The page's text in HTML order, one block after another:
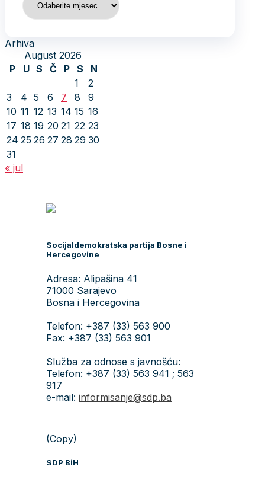
Arhiva
August 2026
P
U S Č P S
N
1
2
3
4 5 6 7 8
9
10 11 12 13 14 15 16
17 18 19 20 21 22 23
24 25 26 27 28 29 30
31
« jul
Socijaldemokratska partija Bosne i
Hercegovine
Adresa: Alipašina 41
71000 Sarajevo
Bosna i Hercegovina
Telefon: +387 (33) 563 900
Fax: +387 (33) 563 901
Služba za odnose s javnošću:
Telefon: +387 (33) 563 941 ; 563
917
e-mail: informisanje@sdp.ba
(Copy)
SDP BiH